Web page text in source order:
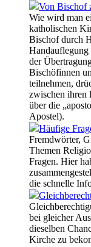
Von Bischof
Wie wird man
katholischen
Bischof durch
Handauflegung
der
Bischöfinnen
teilnehmen,
zwischen ihren
über die
Apostel).
Häufige
Fremdwörter,
Themen
Fragen. Hier
die schnelle
bei gleicher
dieselben
Kirche zu